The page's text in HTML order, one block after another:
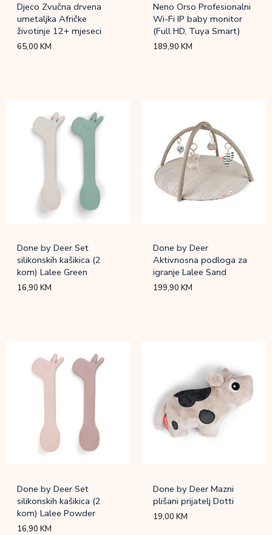
Djeco Zvučna drvena
umetaljka Afričke
životinje 12+ mjeseci
65,00KM
Neno Orso Profesionalni
Wi-Fi IP baby monitor
(Full HD, Tuya Smart)
189,90KM
Done by Deer Set
silikonskih kašikica (2
kom) Lalee Green
16,90KM
Done by Deer
Aktivnosna podloga za
igranje Lalee Sand
199,90KM
Done by Deer Set
silikonskih kašikica (2
kom) Lalee Powder
16,90KM
Done by Deer Mazni
plišani prijatelj Dotti
19,00KM